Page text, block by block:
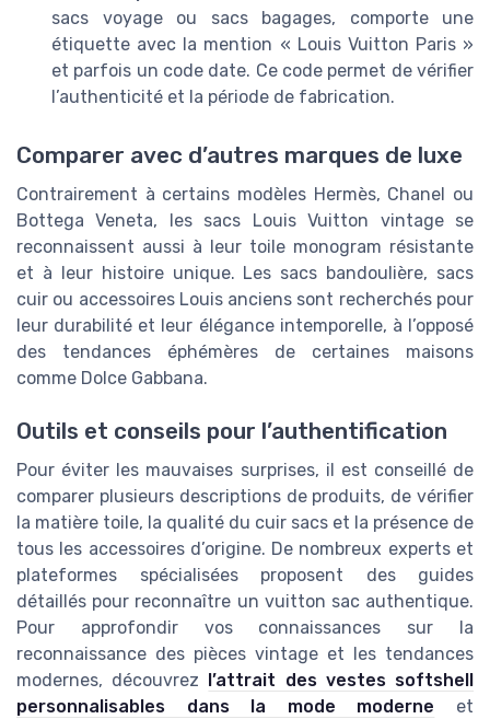
sacs voyage ou sacs bagages, comporte une
étiquette avec la mention « Louis Vuitton Paris »
et parfois un code date. Ce code permet de vérifier
l’authenticité et la période de fabrication.
Comparer avec d’autres marques de luxe
Contrairement à certains modèles Hermès, Chanel ou
Bottega Veneta, les sacs Louis Vuitton vintage se
reconnaissent aussi à leur toile monogram résistante
et à leur histoire unique. Les sacs bandoulière, sacs
cuir ou accessoires Louis anciens sont recherchés pour
leur durabilité et leur élégance intemporelle, à l’opposé
des tendances éphémères de certaines maisons
comme Dolce Gabbana.
Outils et conseils pour l’authentification
Pour éviter les mauvaises surprises, il est conseillé de
comparer plusieurs descriptions de produits, de vérifier
la matière toile, la qualité du cuir sacs et la présence de
tous les accessoires d’origine. De nombreux experts et
plateformes spécialisées proposent des guides
détaillés pour reconnaître un vuitton sac authentique.
Pour approfondir vos connaissances sur la
reconnaissance des pièces vintage et les tendances
modernes, découvrez l’attrait des vestes softshell
personnalisables dans la mode moderne et